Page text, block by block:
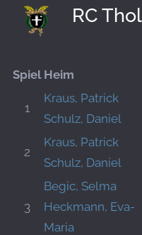
RC
Spiel Heim
1
Kraus, Patrick
Schulz, Daniel
2
Kraus, Patrick
Schulz, Daniel
3
Begic, Selma
Heckmann, Eva-
Maria